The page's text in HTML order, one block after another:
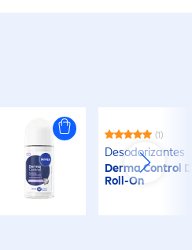
(1)
Desodorizantes
Derma Control
Roll-On